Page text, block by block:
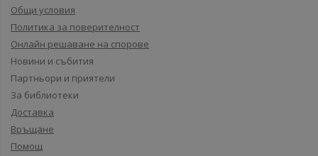
Общи условия
Политика за поверителност
Онлайн решаване на спорове
Новини и събития
Партньори и приятели
За библиотеки
Доставка
Връщане
Помощ